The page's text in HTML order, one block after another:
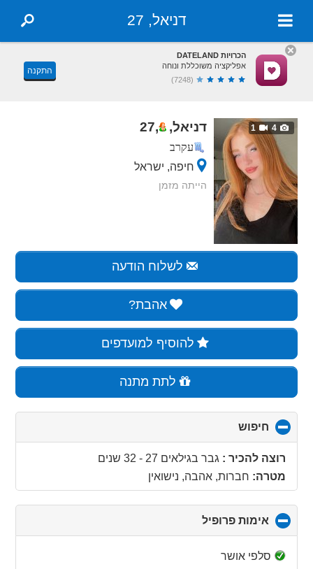
דניאל, 27
הכרויות DATELAND
אפליקציה משוכללת ונוחה
(7248)
התקנה
4 דניאל, ,
27
עקרב
חיפה, ישראל
הייתה מזמן
לשלוח הודעה
אהבת?
להוסיף למועדפים
לתת מתנה
חיפוש
to
collapseרוצה להכיר : גבר בגילאים 27 - 32 שנים
מטרה: חברות, אהבה, נישואין
אימות פרופיל
to
סלפי אושר